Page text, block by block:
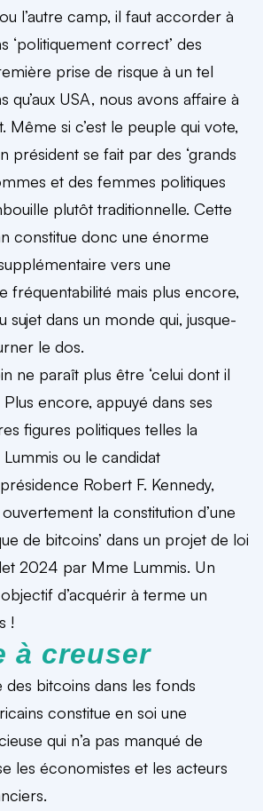
l’autre camp, il faut accorder à
‘politiquement correct’ des
prise de risque à un tel
qu’aux USA, nous avons affaire à
Même si c’est le peuple qui vote,
président se fait par des ‘grands
et des femmes politiques
plutôt traditionnelle. Cette
constitue donc une énorme
vers une
fréquentabilité mais plus encore,
sujet dans un monde qui, jusque-
le dos.
ne paraît plus être ‘celui dont il
Plus encore, appuyé dans ses
figures politiques telles la
ou le candidat
Robert F. Kennedy,
la constitution d’une
de bitcoins’ dans un projet de loi
2024 par Mme Lummis. Un
d’acquérir à terme un
!
à creuser
des bitcoins dans les fonds
constitue en soi une
qui n’a pas manqué de
les économistes et les acteurs